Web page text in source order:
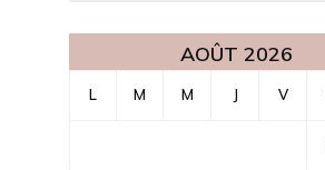
AOÛT 2026
L M M J V